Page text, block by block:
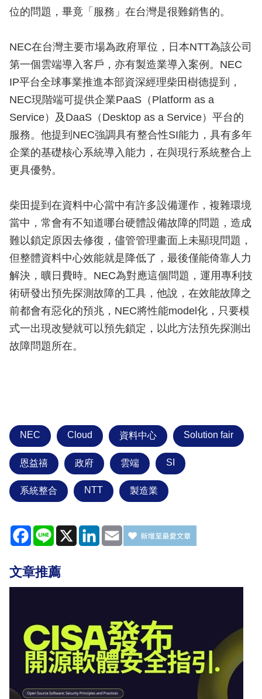
位的問題，畢竟「服務」在台灣是很難銷售的。
NEC在台灣主要市場為政府單位，日本NTT為該公司
第一個雲端導入客戶，亦有製造業導入案例。NEC
IP平台全球事業推進本部資深經理柴田樹德提到，
NEC現階端可提供企業PaaS（Platform as a
Service）及DaaS（Desktop as a Service）平台的
服務。他提到NEC強調具有整合性SI能力，具有多年
企業的基礎核心系統導入能力，在與現行系統整合上
更具優勢。
柴田提到在資料中心當中有許多設備運作，複雜環境
當中，常會有不知道哪台硬體設備故障的問題，造成
難以鎖定原因去修復，儘管管理畫面上未顯現問題，
但整體資料中心效能就是降低了，最後僅能倚靠人力
解決，曠日費時。NEC為對應這個問題，運用專利技
術研發出預先探測故障的工具，他說，在效能故障之
前都會有惡化的預兆，NEC將性能model化，只要模
式一出現改變就可以預先鎖定，以此方法預先探測出
故障問題所在。
NEC Cloud 資料中心 Solution fair
恩益禧 政府 雲端 SI
系統整合 NTT 製造業
Facebook
Line X LinkedIn
Email
文章推薦